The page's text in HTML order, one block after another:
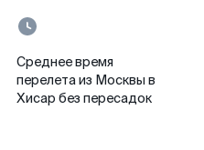
Среднее время
перелета из Москвы в
Хисар без пересадок